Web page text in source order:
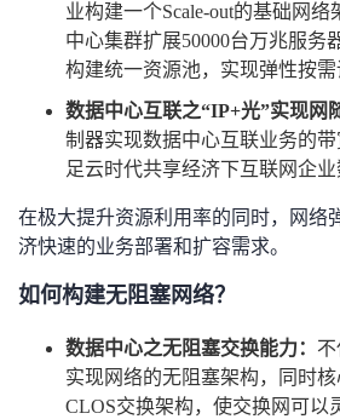
业构建一个Scale-out的基础网络
中心集群扩展50000台万兆服务
构建统一资源池，实现弹性按需
数据中心互联之“IP+光”实现网
制器实现数据中心互联业务的
足云时代共享经济下互联网企业
在极大提升资源利用率的同时，网络
济快速的业务部署和扩容需求。
如何构建无阻塞网络？
数据中心之无阻塞交换能力：
实现网络的无阻塞架构，同时
CLOS交换架构，使交换网可以